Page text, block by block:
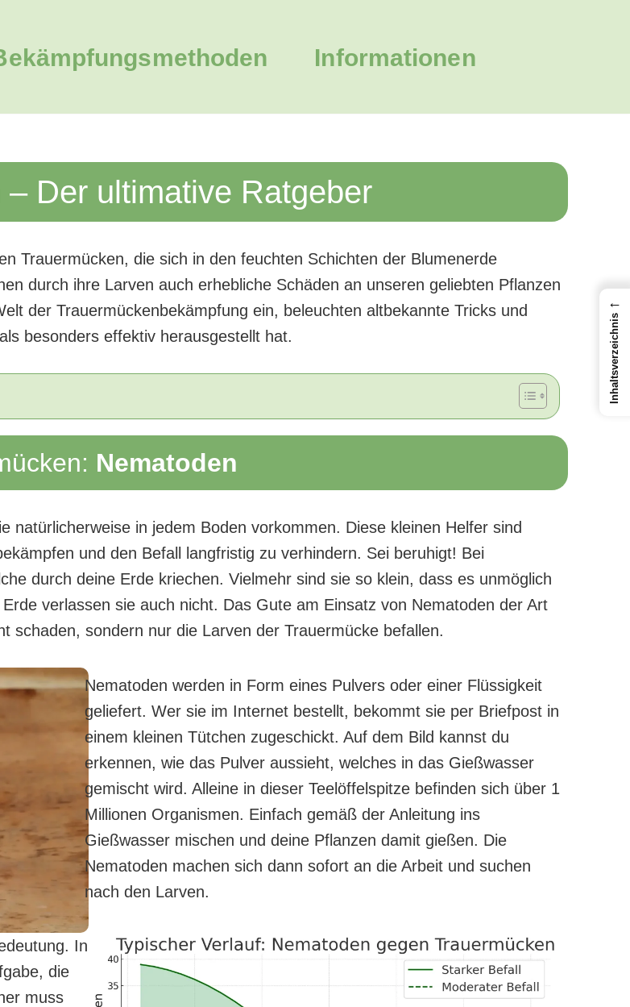
Informationen
Der ultimative Ratgeber
Trauermücken, die sich in den feuchten Schichten der Blumenerde
durch ihre Larven auch erhebliche Schäden an unseren geliebten Pflanzen
der Trauermückenbekämpfung ein, beleuchten altbekannte Tricks und
besonders effektiv herausgestellt hat.
Nematoden
natürlicherweise in jedem Boden vorkommen. Diese kleinen Helfer sind
und den Befall langfristig zu verhindern. Sei beruhigt! Bei
durch deine Erde kriechen. Vielmehr sind sie so klein, dass es unmöglich
verlassen sie auch nicht. Das Gute am Einsatz von Nematoden der Art
schaden, sondern nur die Larven der Trauermücke befallen.
Nematoden werden in Form eines Pulvers oder einer Flüssigkeit
geliefert. Wer sie im Internet bestellt, bekommt sie per Briefpost in
einem kleinen Tütchen zugeschickt. Auf dem Bild kannst du
erkennen, wie das Pulver aussieht, welches in das Gießwasser
gemischt wird. Alleine in dieser Teelöffelspitze befinden sich über 1
Millionen Organismen. Einfach gemäß der Anleitung ins
Gießwasser mischen und deine Pflanzen damit gießen. Die
Nematoden machen sich dann sofort an die Arbeit und suchen
nach den Larven.
In
die
muss
←
Inhaltsverzeichnis